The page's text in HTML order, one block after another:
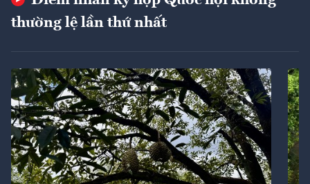
thường lệ lần thứ nhất